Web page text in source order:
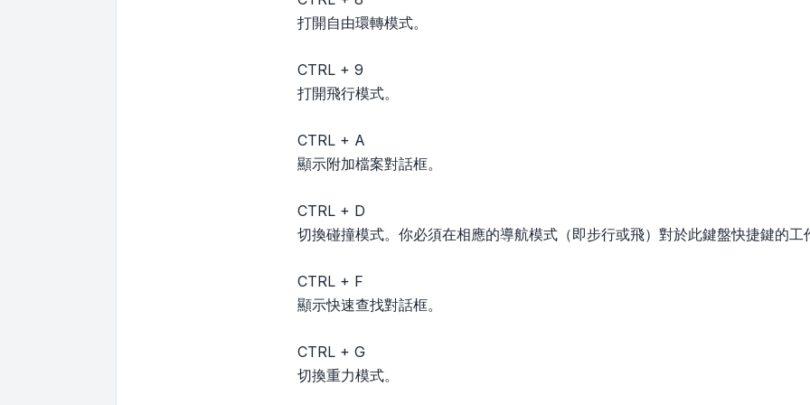
打開自由環轉模式。
CTRL + 9
打開飛行模式。
CTRL + A
顯示附加檔案對話框。
CTRL + D
切換碰撞模式。你必須在相應的導航模式（即步行或飛）對於此鍵盤快捷鍵的工
CTRL + F
顯示快速查找對話框。
CTRL + G
切換重力模式。